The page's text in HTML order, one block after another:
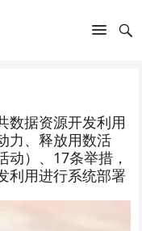
数据资源开发利用
力、释放用数活
动）、17条举措，
利用进行系统部署